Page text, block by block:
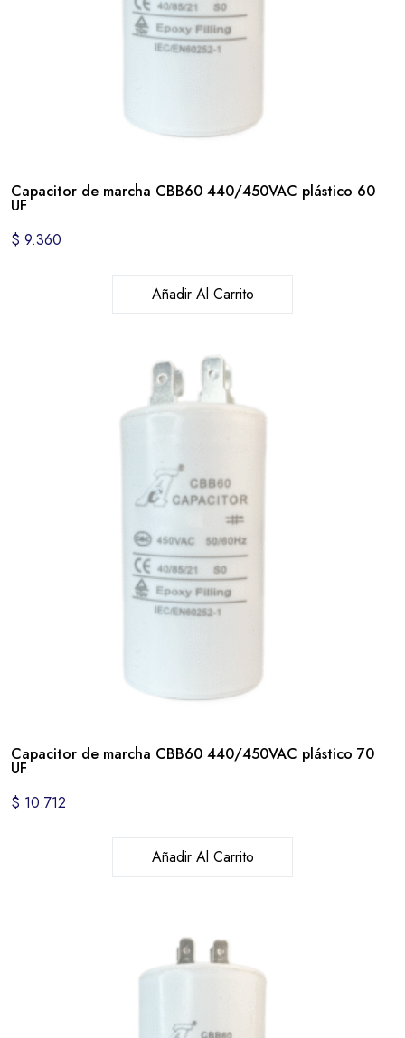
Capacitor de marcha CBB60 440/450VAC plástico 60
UF
$ 9.360
Añadir Al Carrito
Capacitor de marcha CBB60 440/450VAC plástico 70
UF
$ 10.712
Añadir Al Carrito